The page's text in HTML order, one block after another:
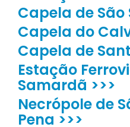
Capela de São
Capela do
Capela de
Estação
Samardã >>>
Necrópole de
Pena >>>